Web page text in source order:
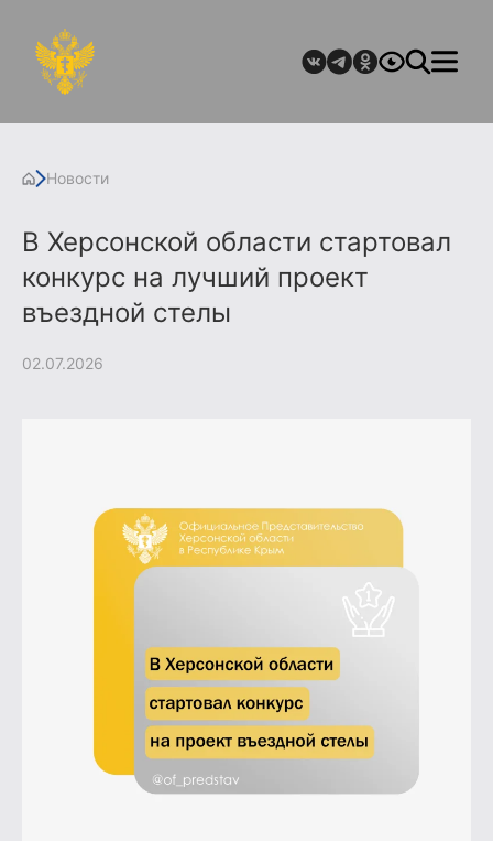
Новости
В Херсонской области стартовал
конкурс на лучший проект
въездной стелы
02.07.2026